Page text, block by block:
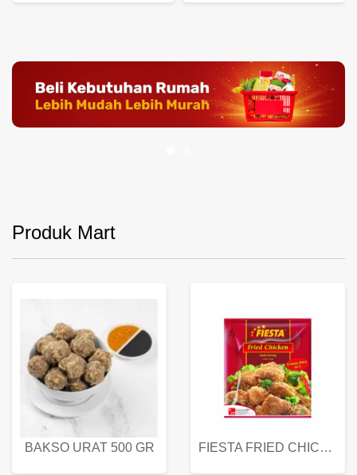
Produk Mart
BAKSO URAT 500 GR FIESTA FRIED CHICKEN 500 GR